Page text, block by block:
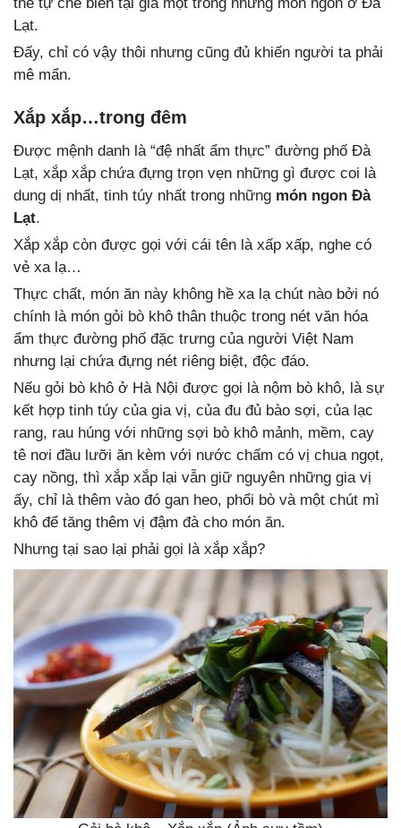
Lạt.
Đấy, chỉ có vậy thôi nhưng cũng đủ khiến người ta phải
mê mẩn.
Xắp xắp…trong đêm
Được mệnh danh là “đệ nhất ẩm thực” đường phố Đà
Lạt, xắp xắp chứa đựng trọn vẹn những gì được coi là
dung dị nhất, tinh túy nhất trong những món ngon Đà
Lạt.
Xắp xắp còn được gọi với cái tên là xấp xấp, nghe có
vẻ xa lạ…
Thực chất, món ăn này không hề xa lạ chút nào bởi nó
chính là món gỏi bò khô thân thuộc trong nét văn hóa
ẩm thực đường phố đặc trưng của người Việt Nam
nhưng lại chứa đựng nét riêng biệt, độc đáo.
Nếu gỏi bò khô ở Hà Nội được gọi là nộm bò khô, là sự
kết hợp tinh túy của gia vị, của đu đủ bào sợi, của lạc
rang, rau húng với những sợi bò khô mảnh, mềm, cay
tê nơi đầu lưỡi ăn kèm với nước chấm có vị chua ngọt,
cay nồng, thì xắp xắp lại vẫn giữ nguyên những gia vị
ấy, chỉ là thêm vào đó gan heo, phổi bò và một chút mì
khô để tăng thêm vị đậm đà cho món ăn.
Nhưng tại sao lại phải gọi là xắp xắp?